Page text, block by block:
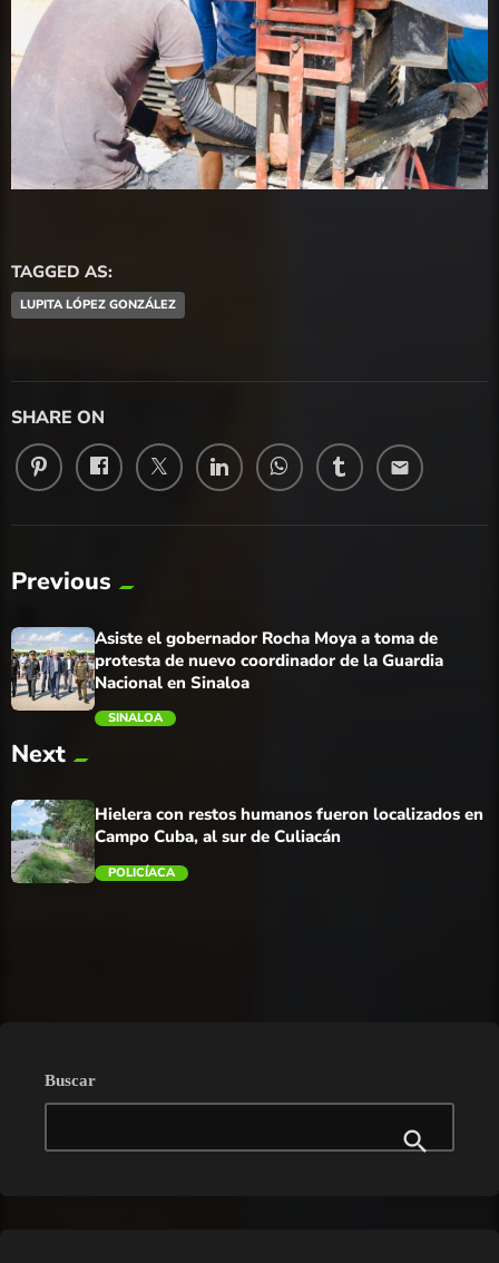
TAGGED AS:
LUPITA LÓPEZ GONZÁLEZ
SHARE ON
email
Previous
Asiste el gobernador Rocha Moya a toma de
protesta de nuevo coordinador de la Guardia
Nacional en Sinaloa
SINALOA
Next
Hielera con restos humanos fueron localizados en
Campo Cuba, al sur de Culiacán
POLICÍACA
Buscar